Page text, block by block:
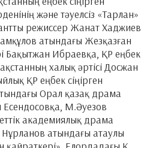
және тәуелсіз «Тарлан»
режиссер Жанат Хаджиев
атындағы Жезқазған
Бақытжан Ибраевқа, ҚР еңбек
халық әртісі Досжан
ҚР еңбек сіңірген
Орал қазақ драма
Есендосовқа, М.Әуезов
академиялық драма
атындағы атаулы